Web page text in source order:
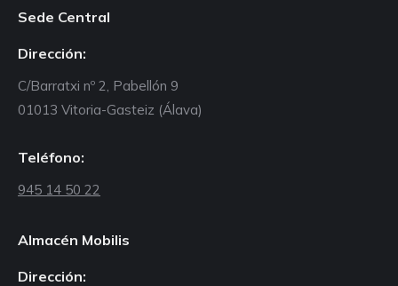
Sede Central
Dirección:
C/Barratxi nº 2, Pabellón 9
01013 Vitoria-Gasteiz (Álava)
Teléfono:
945 14 50 22
Almacén Mobilis
Dirección: